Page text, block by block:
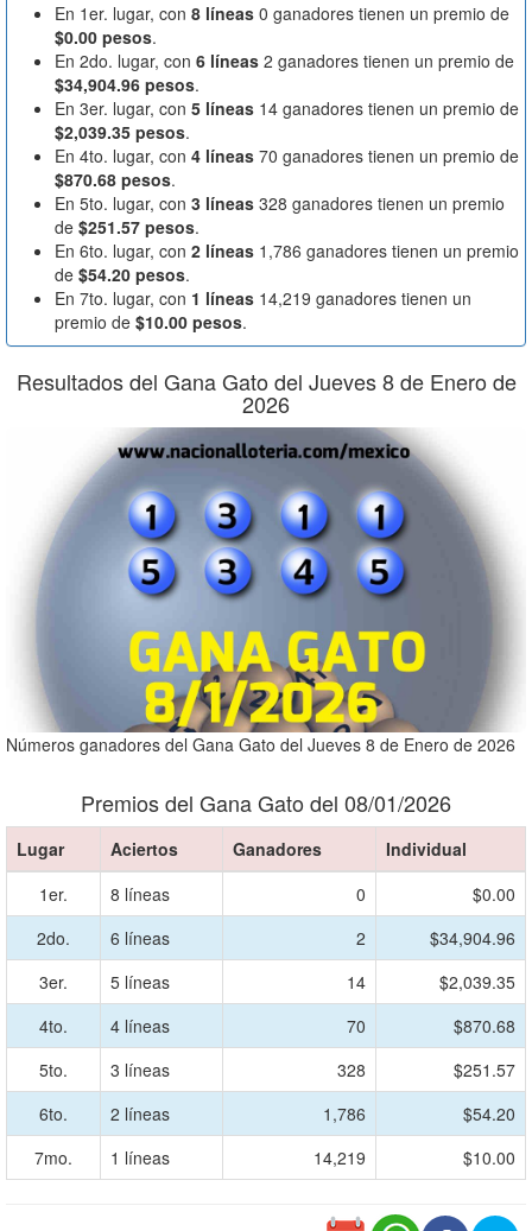
En 1er. lugar, con 8 líneas 0 ganadores tienen un premio de
$0.00 pesos.
En 2do. lugar, con 6 líneas 2 ganadores tienen un premio de
$34,904.96 pesos.
En 3er. lugar, con 5 líneas 14 ganadores tienen un premio de
$2,039.35 pesos.
En 4to. lugar, con 4 líneas 70 ganadores tienen un premio de
$870.68 pesos.
En 5to. lugar, con 3 líneas 328 ganadores tienen un premio
de $251.57 pesos.
En 6to. lugar, con 2 líneas 1,786 ganadores tienen un premio
de $54.20 pesos.
En 7to. lugar, con 1 líneas 14,219 ganadores tienen un
premio de $10.00 pesos.
Resultados del Gana Gato del Jueves 8 de Enero de
2026
Números ganadores del Gana Gato del Jueves 8 de Enero de 2026
Premios del Gana Gato del 08/01/2026
Lugar Aciertos Ganadores
Individual
1er.
8 líneas 0
$0.00
2do.
6 líneas 2
$34,904.96
3er.
5 líneas 14
$2,039.35
4to.
4 líneas 70
$870.68
5to.
3 líneas 328
$251.57
6to.
2 líneas 1,786
$54.20
7mo.
1 líneas 14,219 $10.00